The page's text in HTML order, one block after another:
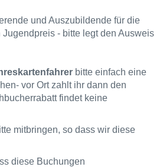
und Auszubildende für die
- bitte legt den Ausweis
bitte einfach eine
vor Ort zahlt ihr dann den
findet keine
mitbringen, so dass wir diese
diese Buchungen